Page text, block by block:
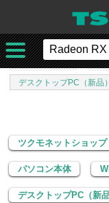
ツクモネットショップ
パソコン本体
デスクトップPC（新品）
ツクモネットショップ
パソコン本体
デスクトップPC（新品